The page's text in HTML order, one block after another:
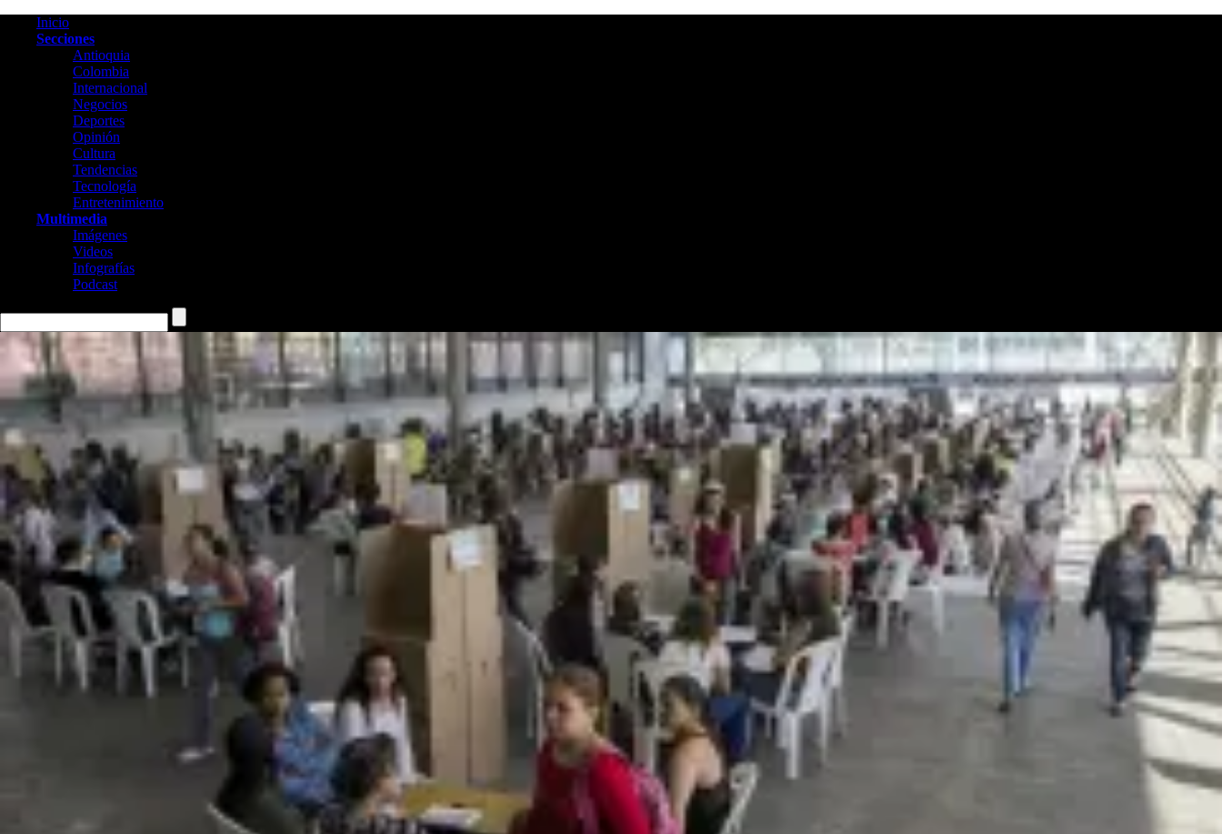
Inicio
Secciones
Antioquia
Colombia
Internacional
Negocios
Deportes
Opinión
Cultura
Tendencias
Tecnología
Entretenimiento
Multimedia
Imágenes
Videos
Infografías
Podcast